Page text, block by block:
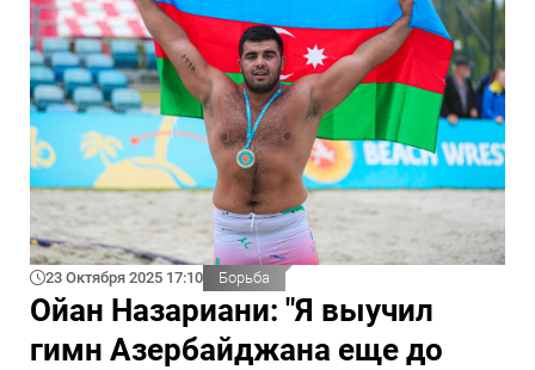
23 Октября 2025 17:10 Борьба
Ойан Назариани: "Я выучил
гимн Азербайджана еще до